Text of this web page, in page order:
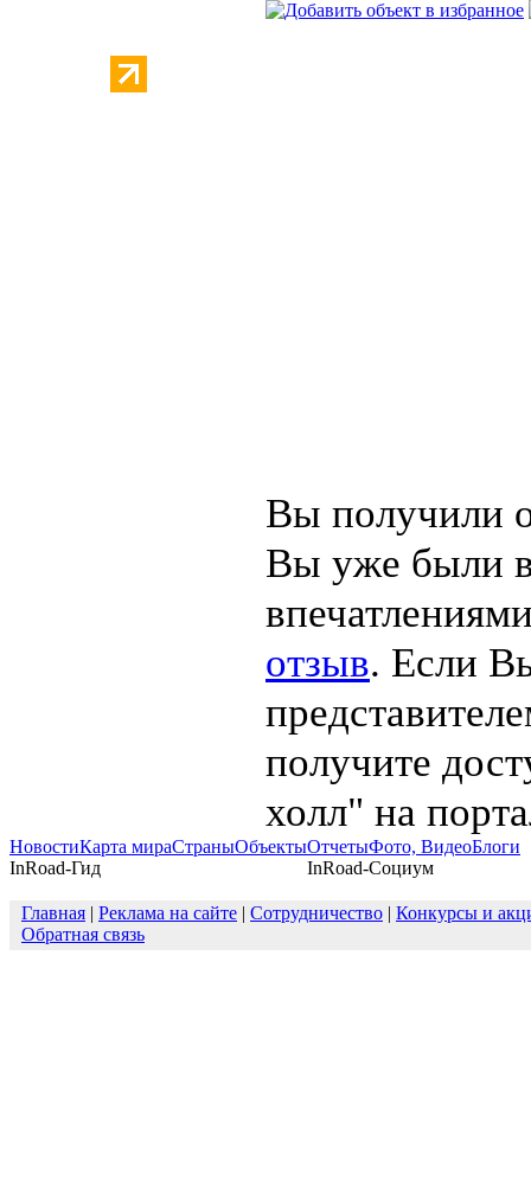
Вы получили
Вы уже были
отзыв. Если
получите
холл" на
НовостиКарта мираСтраныОбъектыОтчетыФото, ВидеоБлоги
InRoad-Гид
InRoad-Социум
Главная | Реклама на сайте | Сотрудничество | Конкурсы и
Обратная связь